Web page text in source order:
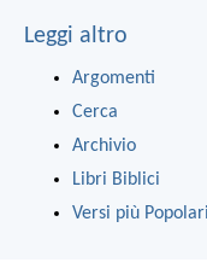
Leggi altro
Argomenti
Cerca
Archivio
Libri Biblici
Versi più Popolari